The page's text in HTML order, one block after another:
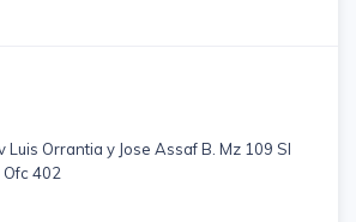
Luis Orrantia y Jose Assaf B. Mz 109 Sl
Ofc 402